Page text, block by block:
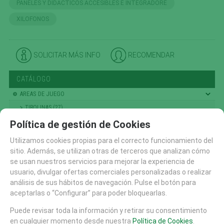
PANELES Y DIDACTICOS ACCESIBLES E INTEGRADORE
XILOFONOS
SOLICITAR MÁS INFO RECOMENDAR
CATÁLOGO
AREAS DE JUEGO
TIROLINAS (27)
CONJUNTOS MODULARES (207)
TOBOGANES (89)
RECAMBIOS (10)
CASITAS MESAS Y BANCOS (48)
COLUMPIOS (56)
NIÑOS PEQUEÑOS
Política de gestión de Cookies
Utilizamos cookies propias para el correcto funcionamiento del
sitio. Además, se utilizan otras de terceros que analizan cómo
se usan nuestros servicios para mejorar la experiencia de
usuario, divulgar ofertas comerciales personalizadas o realizar
análisis de sus hábitos de navegación. Pulse el botón para
aceptarlas o “Configurar” para poder bloquearlas.
Puede revisar toda la información y retirar su consentimiento
en cualquier momento desde nuestra Política de Cookies